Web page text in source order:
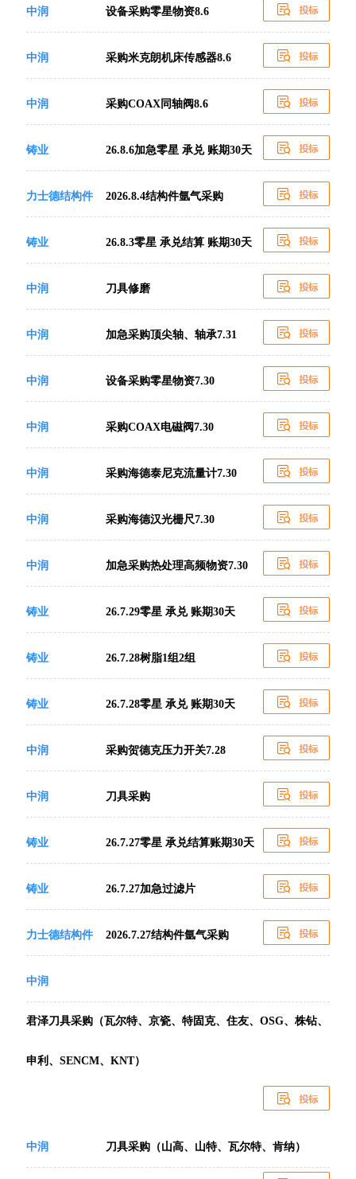
中润 设备采购零星物资8.6
中润 采购米克朗机床传感器8.6
中润 采购COAX同轴阀8.6
铸业 26.8.6加急零星 承兑 账期30天
力士德结构件 2026.8.4结构件氩气采购
铸业 26.8.3零星 承兑结算 账期30天
中润 刀具修磨
中润 加急采购顶尖轴、轴承7.31
中润 设备采购零星物资7.30
中润 采购COAX电磁阀7.30
中润 采购海德泰尼克流量计7.30
中润 采购海德汉光栅尺7.30
中润 加急采购热处理高频物资7.30
铸业 26.7.29零星 承兑 账期30天
铸业 26.7.28树脂1组2组
铸业 26.7.28零星 承兑 账期30天
中润 采购贺德克压力开关7.28
中润 刀具采购
铸业 26.7.27零星 承兑结算账期30天
铸业 26.7.27加急过滤片
力士德结构件 2026.7.27结构件氩气采购
中润
君泽刀具采购（瓦尔特、京瓷、特固克、住友、OSG、株钻、
申利、SENCM、KNT）
中润 刀具采购（山高、山特、瓦尔特、肯纳）